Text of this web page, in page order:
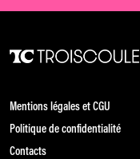
Mentions légales et CGU
Politique de confidentialité
Contacts